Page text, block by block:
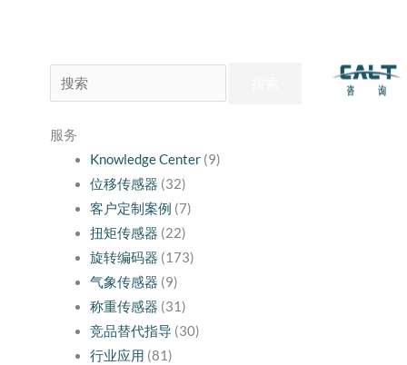
索：
服务
Knowledge Center(9)
位移传感器 (32)
客户定制案例 (7)
扭矩传感器 (22)
旋转编码器 (173)
气象传感器 (9)
称重传感器 (31)
竞品替代指导 (30)
行业应用 (81)